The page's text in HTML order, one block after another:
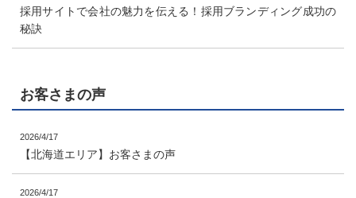
採用サイトで会社の魅力を伝える！採用ブランディング成功の
秘訣
お客さまの声
2026/4/17
【北海道エリア】お客さまの声
2026/4/17